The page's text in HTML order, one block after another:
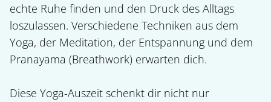
echte Ruhe finden und den Druck des Alltags
loszulassen. Verschiedene Techniken aus dem
Yoga, der Meditation, der Entspannung und dem
Pranayama (Breathwork) erwarten dich.
Diese Yoga-Auszeit schenkt dir nicht nur